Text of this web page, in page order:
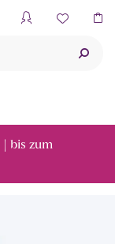
| bis zum